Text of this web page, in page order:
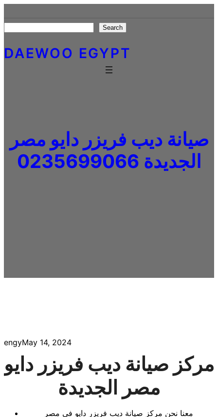
to
content
Search
DAEWOO EGYPT
صيانة ديب فريزر دايو مصر
الجديدة 0235699066
engyMay 14, 2024
مركز صيانة ديب فريزر دايو
مصر الجديدة
معنا نحن مركز صيانة ديب فريزر دايو في مصر